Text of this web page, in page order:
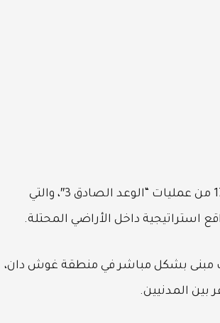
وأكد الحرس الثوري في بيان رسمي أن العملية جاءت ضمن الموجة الـ17 من عمليات “الوعد الصادق 3″، والتي
داخل الأراضي المحتلة.
صاروخًا إيرانيًا أصاب مبنى بشكل مباشر في منطقة غوش دان،
بين المدنيين.